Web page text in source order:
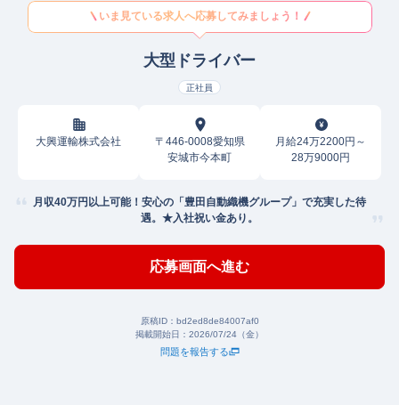
いま見ている求人へ応募してみましょう！
大型ドライバー
正社員
大興運輸株式会社
〒446-0008愛知県
安城市今本町
月給24万2200円～
28万9000円
月収40万円以上可能！安心の「豊田自動織機グループ」で充実した待
遇。★入社祝い金あり。
応募画面へ進む
原稿ID： bd2ed8de84007af0
掲載開始日： 2026/07/24（金）
問題を報告する